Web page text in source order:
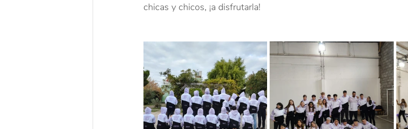
chicas y chicos, ¡a disfrutarla!